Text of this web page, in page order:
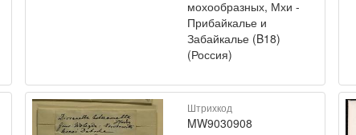
мохообразных, Мхи -
Прибайкалье и
Забайкалье (B18)
(Россия)
Штрихкод
MW9030908